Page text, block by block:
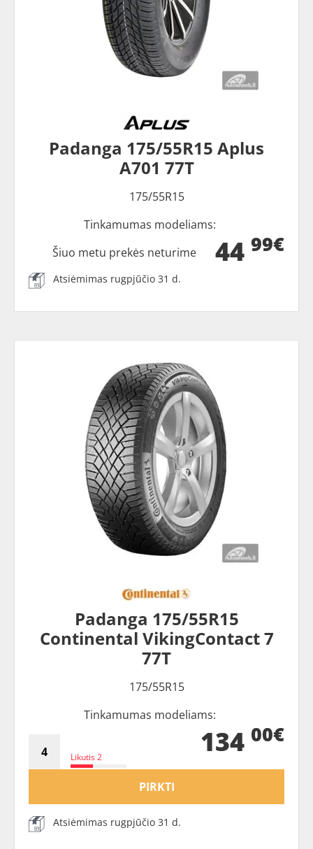
Padanga 175/55R15 Aplus
A701 77T
175/55R15
Tinkamumas modeliams:
44 99€
Šiuo metu prekės neturime
Atsiėmimas rugpjūčio 31 d.
Padanga 175/55R15
Continental VikingContact 7
77T
175/55R15
Tinkamumas modeliams:
Likutis 2 134 00€
PIRKTI
Atsiėmimas rugpjūčio 31 d.